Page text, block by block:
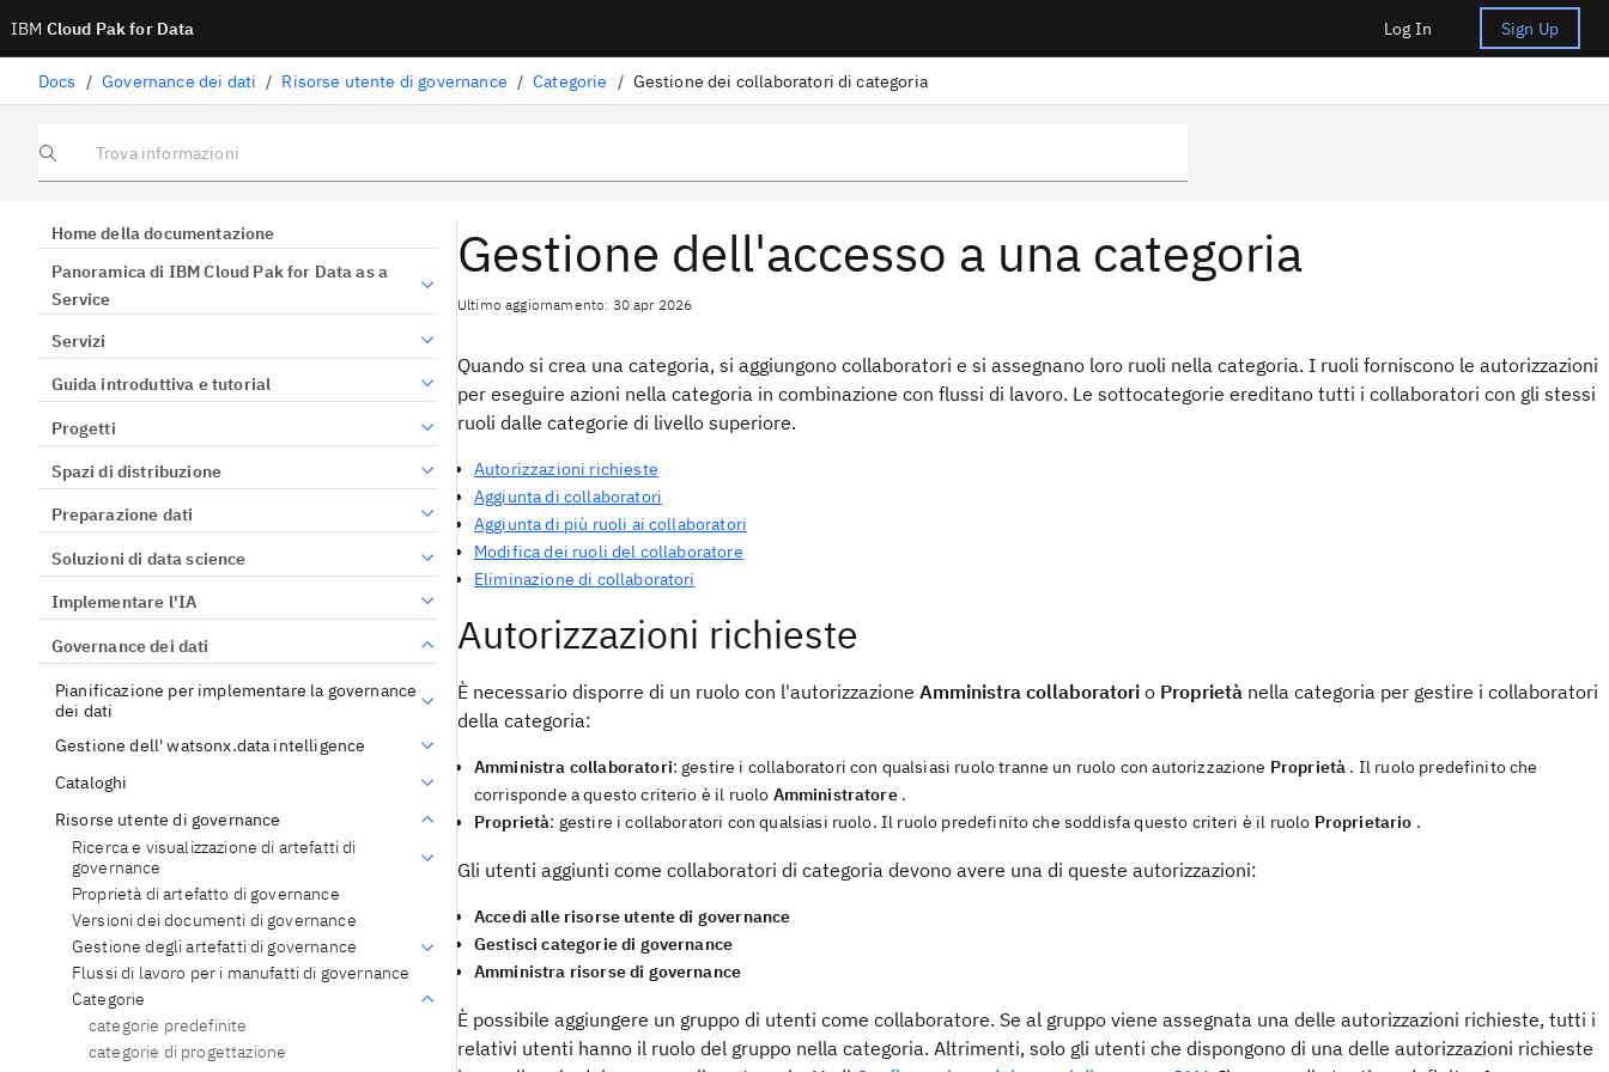
IBM Cloud Pak for Data Log In Sign Up
Docs / Governance dei dati / Risorse utente di governance / Categorie / Gestione dei collaboratori di categoria
Trova informazioni
Home della documentazione
Panoramica di IBM Cloud Pak for Data as a
Service
Servizi
Guida introduttiva e tutorial
Progetti
Spazi di distribuzione
Preparazione dati
Soluzioni di data science
Implementare l'IA
Governance dei dati
Pianificazione per implementare la governance
dei dati
Gestione dell' watsonx.data intelligence
Cataloghi
Risorse utente di governance
Ricerca e visualizzazione di artefatti di
governance
Proprietà di artefatto di governance
Versioni dei documenti di governance
Gestione degli artefatti di governance
Flussi di lavoro per i manufatti di governance
Categorie
categorie predefinite
categorie di progettazione
Gestione dell'accesso a una categoria
Ultimo aggiornamento: 30 apr 2026
Quando si crea una categoria, si aggiungono collaboratori e si assegnano loro ruoli nella categoria. I ruoli forniscono le autorizzazioni
per eseguire azioni nella categoria in combinazione con flussi di lavoro. Le sottocategorie ereditano tutti i collaboratori con gli stessi
ruoli dalle categorie di livello superiore.
Autorizzazioni richieste
Aggiunta di collaboratori
Aggiunta di più ruoli ai collaboratori
Modifica dei ruoli del collaboratore
Eliminazione di collaboratori
Autorizzazioni richieste
È necessario disporre di un ruolo con l'autorizzazione Amministra collaboratori o Proprietà nella categoria per gestire i collaboratori
della categoria:
Amministra collaboratori: gestire i collaboratori con qualsiasi ruolo tranne un ruolo con autorizzazione Proprietà . Il ruolo predefinito che
corrisponde a questo criterio è il ruolo Amministratore.
Proprietà: gestire i collaboratori con qualsiasi ruolo. Il ruolo predefinito che soddisfa questo criteri è il ruolo Proprietario .
Gli utenti aggiunti come collaboratori di categoria devono avere una di queste autorizzazioni:
Accedi alle risorse utente di governance
Gestisci categorie di governance
Amministra risorse di governance
È possibile aggiungere un gruppo di utenti come collaboratore. Se al gruppo viene assegnata una delle autorizzazioni richieste, tutti i
relativi utenti hanno il ruolo del gruppo nella categoria. Altrimenti, solo gli utenti che dispongono di una delle autorizzazioni richieste